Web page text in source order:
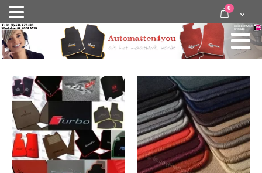
Nav
activeren
door
inhoud
Cart
0 items